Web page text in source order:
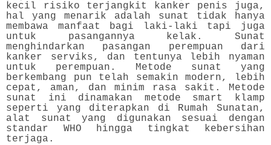
kecil risiko terjangkit kanker penis juga,
hal yang menarik adalah sunat tidak hanya
membawa manfaat bagi laki-laki tapi juga
untuk pasangannya kelak. Sunat
menghindarkan pasangan perempuan dari
kanker serviks, dan tentunya lebih nyaman
untuk perempuan. Metode sunat yang
berkembang pun telah semakin modern, lebih
cepat, aman, dan minim rasa sakit. Metode
sunat ini dinamakan metode smart klamp
seperti yang diterapkan di Rumah Sunatan,
alat sunat yang digunakan sesuai dengan
standar WHO hingga tingkat kebersihan
terjaga.